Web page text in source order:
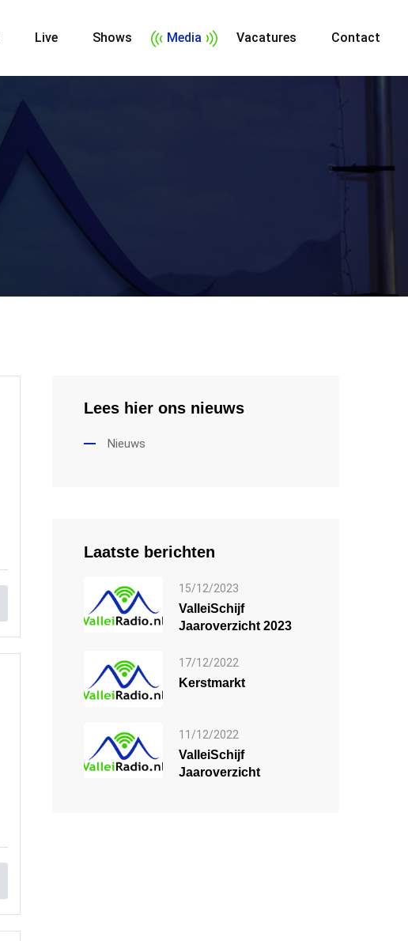
Live Shows Media Vacatures Contact
Lees hier ons nieuws
Nieuws
Laatste berichten
15/12/2023
ValleiSchijf
Jaaroverzicht 2023
17/12/2022
Kerstmarkt
11/12/2022
ValleiSchijf
Jaaroverzicht